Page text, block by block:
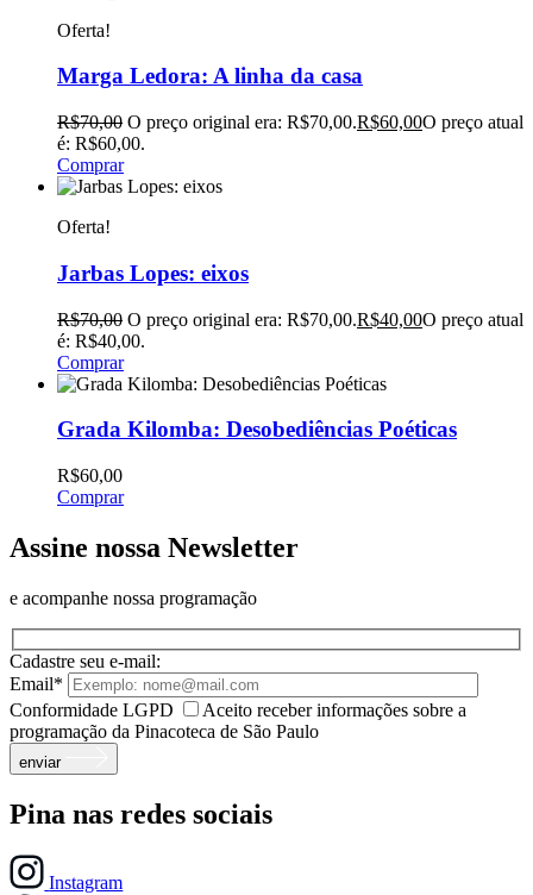
Oferta!
Marga Ledora: A linha da casa
R$70,00 O preço original era: R$70,00.R$60,00O preço atual
é: R$60,00.
Comprar
Oferta!
Jarbas Lopes: eixos
R$70,00 O preço original era: R$70,00.R$40,00O preço atual
é: R$40,00.
Comprar
Grada Kilomba: Desobediências Poéticas
R$60,00
Comprar
Assine nossa Newsletter
e acompanhe nossa programação
Cadastre seu e-mail:
Email*
Conformidade LGPD
Aceito receber informações sobre a
programação da Pinacoteca de São Paulo
enviar
Pina nas redes sociais
Instagram